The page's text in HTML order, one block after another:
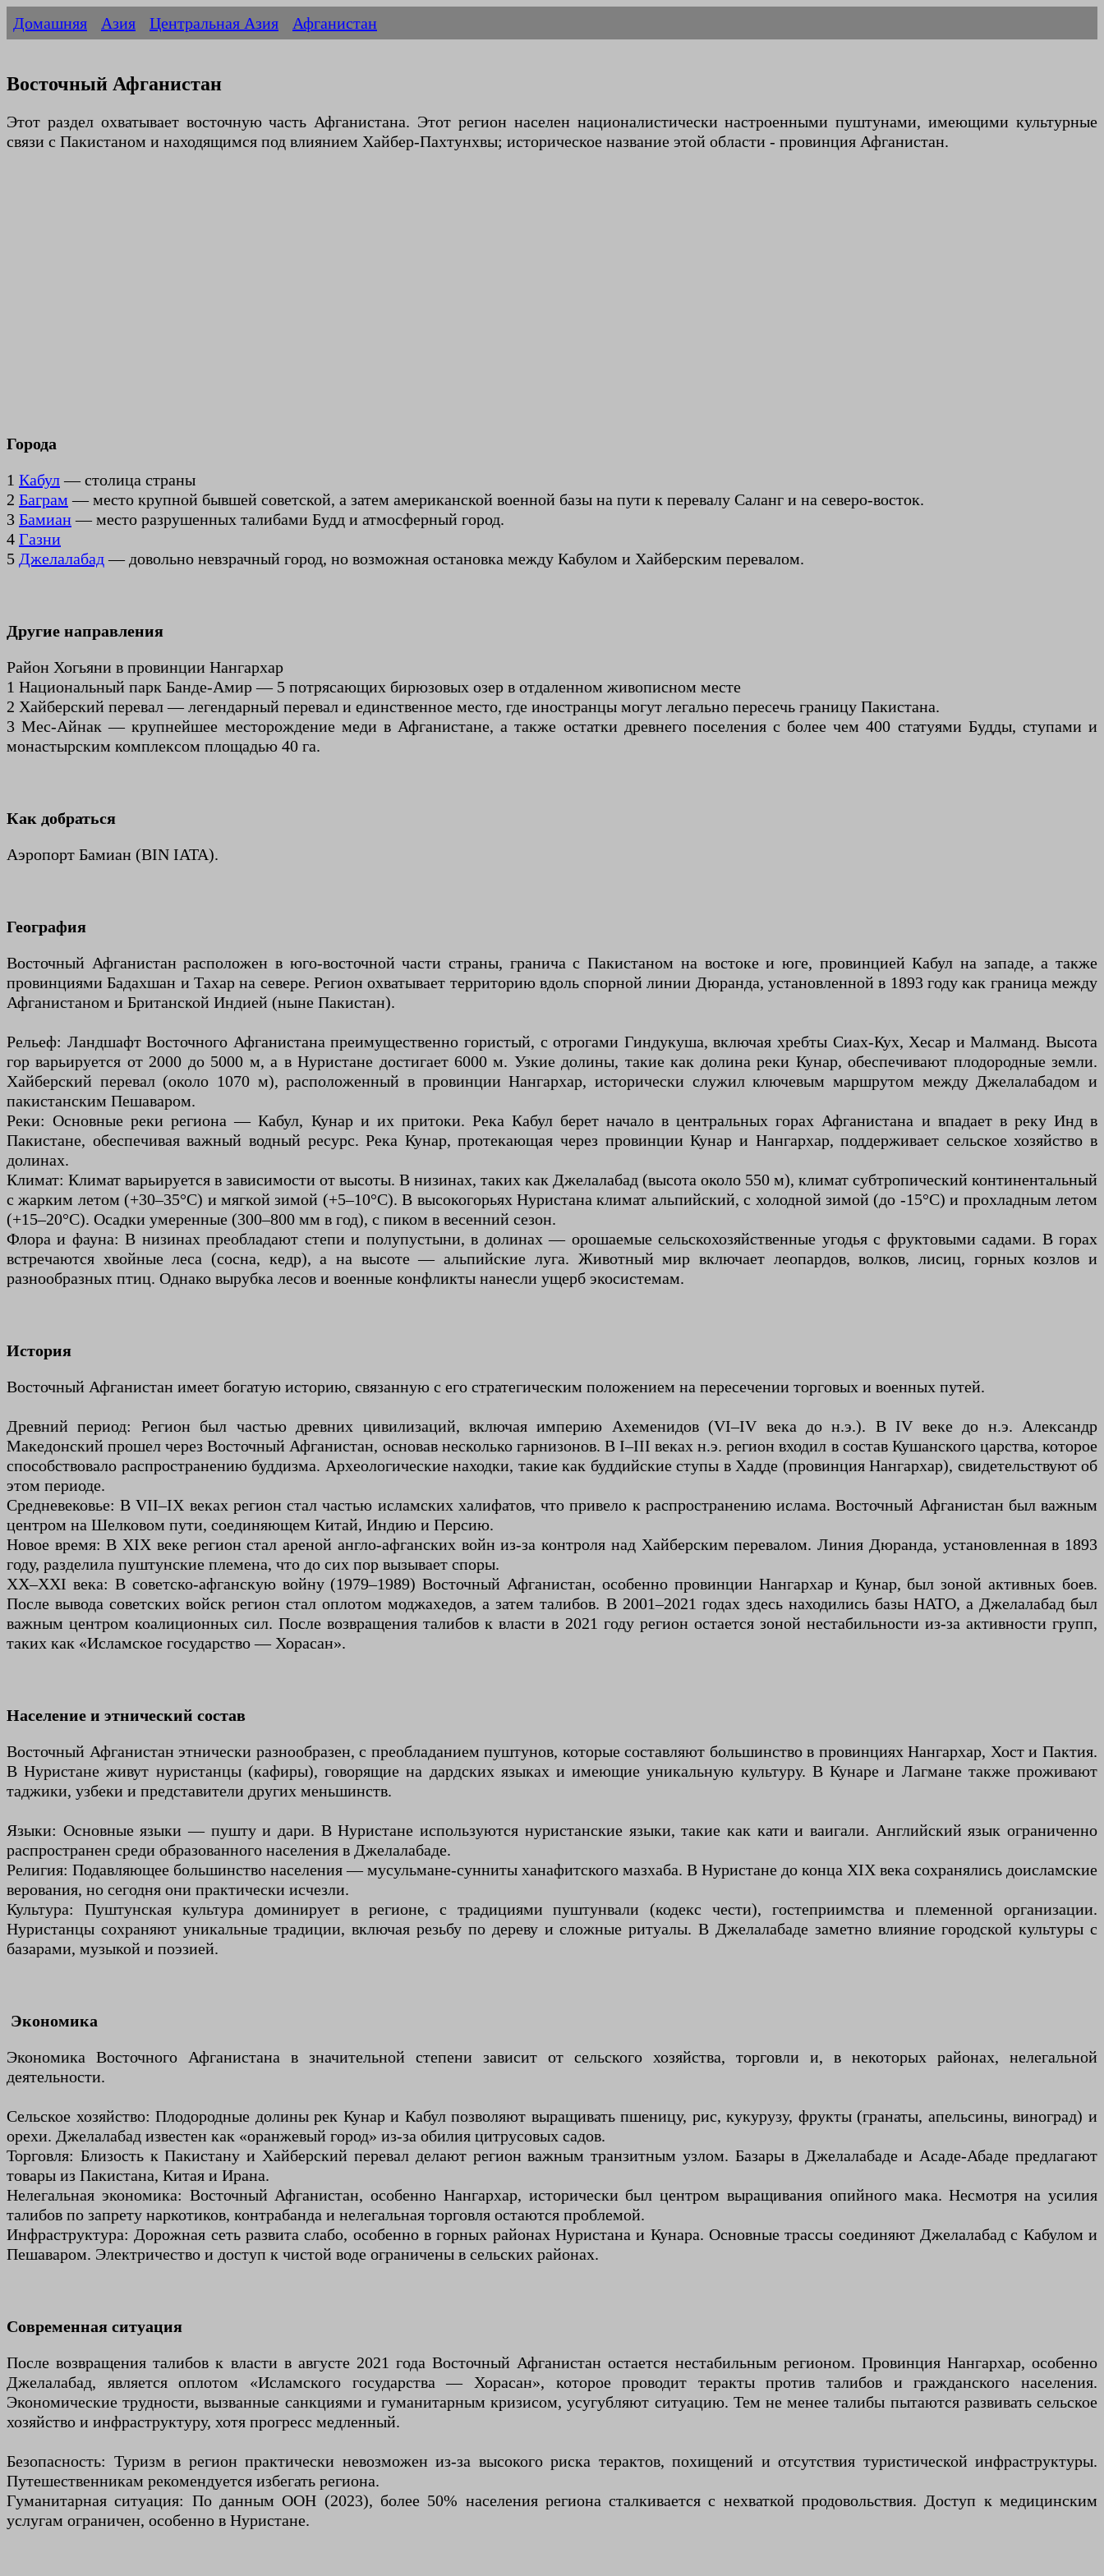
Домашняя Азия Центральная Азия Афганистан
Восточный Афганистан
Этот раздел охватывает восточную часть Афганистана. Этот регион населен националистически настроенными пуштунами, имеющими культурные
связи с Пакистаном и находящимся под влиянием Хайбер-Пахтунхвы; историческое название этой области - провинция Афганистан.
Города
1 Кабул— столица страны
2 Баграм — место крупной бывшей советской, а затем американской военной базы на пути к перевалу Саланг и на северо-восток.
3 Бамиан — место разрушенных талибами Будд и атмосферный город.
4 Газни
5 Джелалабад— довольно невзрачный город, но возможная остановка между Кабулом и Хайберским перевалом.
Другие направления
Район Хогьяни в провинции Нангархар
1 Национальный парк Банде-Амир — 5 потрясающих бирюзовых озер в отдаленном живописном месте
2 Хайберский перевал — легендарный перевал и единственное место, где иностранцы могут легально пересечь границу Пакистана.
3 Мес-Айнак — крупнейшее месторождение меди в Афганистане, а также остатки древнего поселения с более чем 400 статуями Будды, ступами и
монастырским комплексом площадью 40 га.
Как добраться
Аэропорт Бамиан (BIN IATA).
География
Восточный Афганистан расположен в юго-восточной части страны, гранича с Пакистаном на востоке и юге, провинцией Кабул на западе, а также
провинциями Бадахшан и Тахар на севере. Регион охватывает территорию вдоль спорной линии Дюранда, установленной в 1893 году как граница между
Афганистаном и Британской Индией (ныне Пакистан).
Рельеф: Ландшафт Восточного Афганистана преимущественно гористый, с отрогами Гиндукуша, включая хребты Сиах-Кух, Хесар и Малманд. Высота
гор варьируется от 2000 до 5000 м, а в Нуристане достигает 6000 м. Узкие долины, такие как долина реки Кунар, обеспечивают плодородные земли.
Хайберский перевал (около 1070 м), расположенный в провинции Нангархар, исторически служил ключевым маршрутом между Джелалабадом и
пакистанским Пешаваром.
Реки: Основные реки региона — Кабул, Кунар и их притоки. Река Кабул берет начало в центральных горах Афганистана и впадает в реку Инд в
Пакистане, обеспечивая важный водный ресурс. Река Кунар, протекающая через провинции Кунар и Нангархар, поддерживает сельское хозяйство в
долинах.
Климат: Климат варьируется в зависимости от высоты. В низинах, таких как Джелалабад (высота около 550 м), климат субтропический континентальный
с жарким летом (+30–35°C) и мягкой зимой (+5–10°C). В высокогорьях Нуристана климат альпийский, с холодной зимой (до -15°C) и прохладным летом
(+15–20°C). Осадки умеренные (300–800 мм в год), с пиком в весенний сезон.
Флора и фауна: В низинах преобладают степи и полупустыни, в долинах — орошаемые сельскохозяйственные угодья с фруктовыми садами. В горах
встречаются хвойные леса (сосна, кедр), а на высоте — альпийские луга. Животный мир включает леопардов, волков, лисиц, горных козлов и
разнообразных птиц. Однако вырубка лесов и военные конфликты нанесли ущерб экосистемам.
История
Восточный Афганистан имеет богатую историю, связанную с его стратегическим положением на пересечении торговых и военных путей.
Древний период: Регион был частью древних цивилизаций, включая империю Ахеменидов (VI–IV века до н.э.). В IV веке до н.э. Александр
Македонский прошел через Восточный Афганистан, основав несколько гарнизонов. В I–III веках н.э. регион входил в состав Кушанского царства, которое
способствовало распространению буддизма. Археологические находки, такие как буддийские ступы в Хадде (провинция Нангархар), свидетельствуют об
этом периоде.
Средневековье: В VII–IX веках регион стал частью исламских халифатов, что привело к распространению ислама. Восточный Афганистан был важным
центром на Шелковом пути, соединяющем Китай, Индию и Персию.
Новое время: В XIX веке регион стал ареной англо-афганских войн из-за контроля над Хайберским перевалом. Линия Дюранда, установленная в 1893
году, разделила пуштунские племена, что до сих пор вызывает споры.
XX–XXI века: В советско-афганскую войну (1979–1989) Восточный Афганистан, особенно провинции Нангархар и Кунар, был зоной активных боев.
После вывода советских войск регион стал оплотом моджахедов, а затем талибов. В 2001–2021 годах здесь находились базы НАТО, а Джелалабад был
важным центром коалиционных сил. После возвращения талибов к власти в 2021 году регион остается зоной нестабильности из-за активности групп,
таких как «Исламское государство — Хорасан».
Население и этнический состав
Восточный Афганистан этнически разнообразен, с преобладанием пуштунов, которые составляют большинство в провинциях Нангархар, Хост и Пактия.
В Нуристане живут нуристанцы (кафиры), говорящие на дардских языках и имеющие уникальную культуру. В Кунаре и Лагмане также проживают
таджики, узбеки и представители других меньшинств.
Языки: Основные языки — пушту и дари. В Нуристане используются нуристанские языки, такие как кати и ваигали. Английский язык ограниченно
распространен среди образованного населения в Джелалабаде.
Религия: Подавляющее большинство населения — мусульмане-сунниты ханафитского мазхаба. В Нуристане до конца XIX века сохранялись доисламские
верования, но сегодня они практически исчезли.
Культура: Пуштунская культура доминирует в регионе, с традициями пуштунвали (кодекс чести), гостеприимства и племенной организации.
Нуристанцы сохраняют уникальные традиции, включая резьбу по дереву и сложные ритуалы. В Джелалабаде заметно влияние городской культуры с
базарами, музыкой и поэзией.
Экономика
Экономика Восточного Афганистана в значительной степени зависит от сельского хозяйства, торговли и, в некоторых районах, нелегальной
деятельности.
Сельское хозяйство: Плодородные долины рек Кунар и Кабул позволяют выращивать пшеницу, рис, кукурузу, фрукты (гранаты, апельсины, виноград) и
орехи. Джелалабад известен как «оранжевый город» из-за обилия цитрусовых садов.
Торговля: Близость к Пакистану и Хайберский перевал делают регион важным транзитным узлом. Базары в Джелалабаде и Асаде-Абаде предлагают
товары из Пакистана, Китая и Ирана.
Нелегальная экономика: Восточный Афганистан, особенно Нангархар, исторически был центром выращивания опийного мака. Несмотря на усилия
талибов по запрету наркотиков, контрабанда и нелегальная торговля остаются проблемой.
Инфраструктура: Дорожная сеть развита слабо, особенно в горных районах Нуристана и Кунара. Основные трассы соединяют Джелалабад с Кабулом и
Пешаваром. Электричество и доступ к чистой воде ограничены в сельских районах.
Современная ситуация
После возвращения талибов к власти в августе 2021 года Восточный Афганистан остается нестабильным регионом. Провинция Нангархар, особенно
Джелалабад, является оплотом «Исламского государства — Хорасан», которое проводит теракты против талибов и гражданского населения.
Экономические трудности, вызванные санкциями и гуманитарным кризисом, усугубляют ситуацию. Тем не менее талибы пытаются развивать сельское
хозяйство и инфраструктуру, хотя прогресс медленный.
Безопасность: Туризм в регион практически невозможен из-за высокого риска терактов, похищений и отсутствия туристической инфраструктуры.
Путешественникам рекомендуется избегать региона.
Гуманитарная ситуация: По данным ООН (2023), более 50% населения региона сталкивается с нехваткой продовольствия. Доступ к медицинским
услугам ограничен, особенно в Нуристане.